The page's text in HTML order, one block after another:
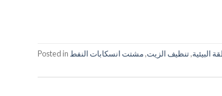
Posted in البيئية,تنظيف الزيت,مشتت انسكابات النفط